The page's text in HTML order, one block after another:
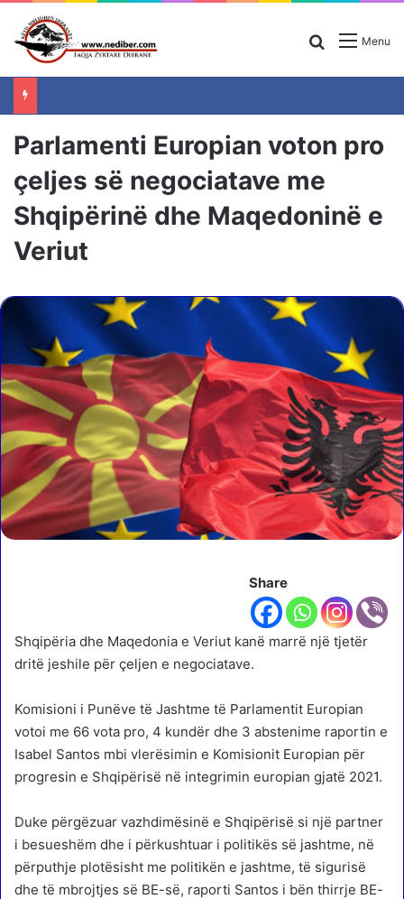
Menu
Search for
Parlamenti Europian voton pro
çeljes së negociatave me
Shqipërinë dhe Maqedoninë e
Veriut
Share
Shqipëria dhe Maqedonia e Veriut kanë marrë një tjetër
dritë jeshile për çeljen e negociatave.
Komisioni i Punëve të Jashtme të Parlamentit Europian
votoi me 66 vota pro, 4 kundër dhe 3 abstenime raportin e
Isabel Santos mbi vlerësimin e Komisionit Europian për
progresin e Shqipërisë në integrimin europian gjatë 2021.
Duke përgëzuar vazhdimësinë e Shqipërisë si një partner
i besueshëm dhe i përkushtuar i politikës së jashtme, në
përputhje plotësisht me politikën e jashtme, të sigurisë
dhe të mbrojtjes së BE-së, raporti Santos i bën thirrje BE-